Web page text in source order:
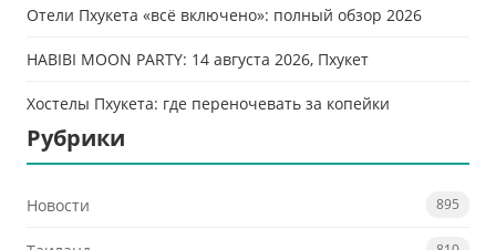
Отели Пхукета «всё включено»: полный обзор 2026
HABIBI MOON PARTY: 14 августа 2026, Пхукет
Хостелы Пхукета: где переночевать за копейки
Рубрики
Новости 895